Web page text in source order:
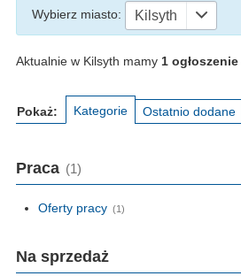
Wybierz miasto: Kilsyth
Aktualnie w Kilsyth mamy 1 ogłoszenie
Pokaż: Kategorie Ostatnio dodane
Praca (1)
Oferty pracy (1)
Na sprzedaż